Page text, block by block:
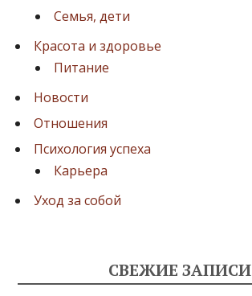
Семья, дети
Красота и здоровье
Питание
Новости
Отношения
Психология успеха
Карьера
Уход за собой
СВЕЖИЕ ЗАПИСИ